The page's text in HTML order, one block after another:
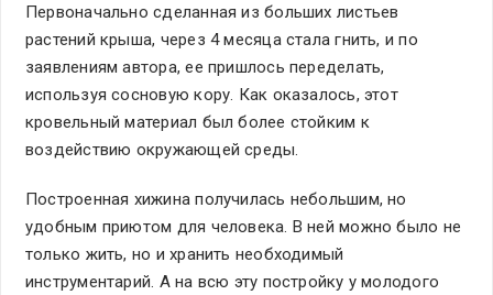
Первоначально сделанная из больших листьев
растений крыша, через 4 месяца стала гнить, и по
заявлениям автора, ее пришлось переделать,
используя сосновую кору. Как оказалось, этот
кровельный материал был более стойким к
воздействию окружающей среды.
Построенная хижина получилась небольшим, но
удобным приютом для человека. В ней можно было не
только жить, но и хранить необходимый
инструментарий. А на всю эту постройку у молодого